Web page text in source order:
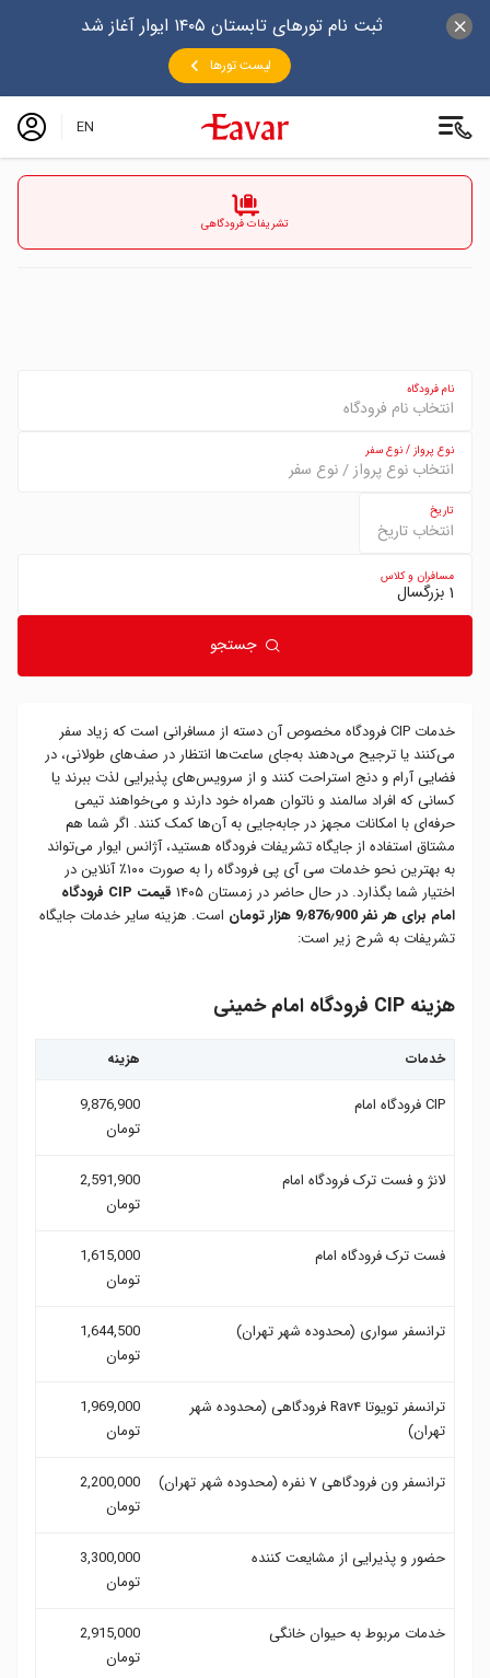
ثبت نام تورهای تابستان ۱۴۰۵ ایوار آغاز شد
لیست تورها
EN
تشریفات فرودگاهی
نام فرودگاه
نوع پرواز / نوع سفر
تاریخ
انتخاب تاریخ
مسافران و کلاس
1 بزرگسال
جستجو
خدمات CIP فرودگاه مخصوص آن دسته از مسافرانی است که زیاد سفر
می‌کنند یا ترجیح می‌دهند به‌جای ساعت‌ها انتظار در صف‌های طولانی، در
فضایی آرام و دنج استراحت کنند و از سرویس‌های پذیرایی لذت ببرند یا
کسانی که افراد سالمند و ناتوان همراه خود دارند و می‌خواهند تیمی
حرفه‌ای با امکانات مجهز در جابه‌جایی به آن‌ها کمک کنند. اگر شما هم
مشتاق استفاده از جایگاه تشریفات فرودگاه هستید، آژانس ایوار می‌تواند
به بهترین نحو خدمات سی آی پی فرودگاه را به صورت ۱۰۰٪ آنلاین در
اختیار شما بگذارد. در حال حاضر در زمستان ۱۴۰۵
قیمت CIP فرودگاه
امام برای هر نفر 9٫876٫900 هزار تومان
است. هزینه سایر خدمات جایگاه
تشریفات به شرح زیر است:
هزینه CIP فرودگاه امام خمینی
خدمات هزینه
CIP فرودگاه امام
9,876,900
تومان
لانژ و فست ترک فرودگاه امام
2,591,900
تومان
فست ترک فرودگاه امام
1,615,000
تومان
ترانسفر سواری (محدوده شهر تهران)
1,644,500
تومان
ترانسفر تویوتا Rav۴ فرودگاهی (محدوده شهر
تهران)
1,969,000
تومان
ترانسفر ون فرودگاهی ۷ نفره (محدوده شهر تهران)
2,200,000
تومان
حضور و پذیرایی از مشایعت کننده
3,300,000
تومان
خدمات مربوط به حیوان خانگی
2,915,000
تومان